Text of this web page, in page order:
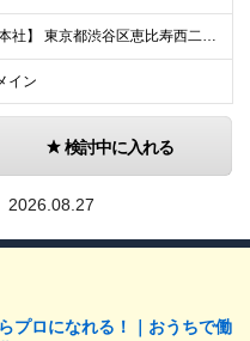
通勤不要 【東京本社】 東京都渋谷区恵比寿西二丁目8番4号 EX恵比寿西ビル5階
イン
検討中に入れる
2026.08.27
プロになれる！｜おうちで働